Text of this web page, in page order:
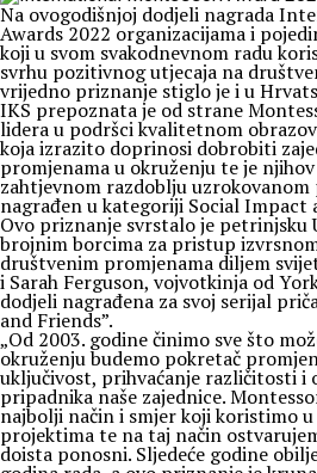
Na ovogodišnjoj dodjeli nagrada
Awards 2022 organizacijama i
koji u svom svakodnevnom radu
svrhu pozitivnog utjecaja na
vrijedno priznanje stiglo je i u
IKS prepoznata je od strane
lidera u podršci kvalitetnom
koja izrazito doprinosi dobrobiti
promjenama u okruženju te je
zahtjevnom razdoblju
nagrađen u kategoriji Social Impact
Ovo priznanje svrstalo je petrinjsku
brojnim borcima za pristup
društvenim promjenama diljem
i Sarah Ferguson, vojvotkinja od
dodjeli nagrađena za svoj serijal
and Friends”.
„Od 2003. godine činimo sve što
okruženju budemo pokretač
uključivost, prihvaćanje različitosti i
pripadnika naše zajednice.
najbolji način i smjer koji koristimo
projektima te na taj način
doista ponosni. Sljedeće godine